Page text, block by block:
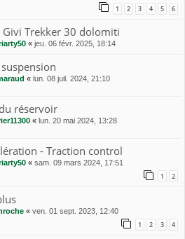
1 2 3 4 5 6
Trekker 30 dolomiti
« jeu. 06 févr. 2025, 18:14
« lun. 08 juil. 2024, 21:10
réservoir
« lun. 20 mai 2024, 13:28
- Traction control
« sam. 09 mars 2024, 17:51
1 2
« ven. 01 sept. 2023, 12:40
1 2 3 4